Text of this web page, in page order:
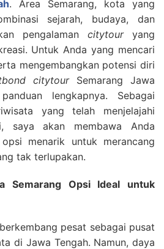
. Area Semarang, kota yang
sejarah, budaya, dan
pengalaman citytouryang
Untuk Anda yang mencari
mengembangkan potensi diri
citytourSemarang Jawa
lengkapnya. Sebagai
yang telah menjelajahi
saya akan membawa Anda
menarik untuk merancang
tak terlupakan.
Semarang Opsi Ideal untuk
pesat sebagai pusat
di Jawa Tengah. Namun, daya